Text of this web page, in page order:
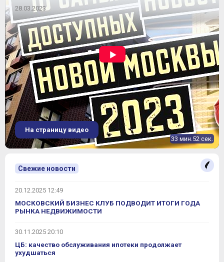
28.03.2023
33 мин.52 сек.
На страницу видео
Свежие новости
20.12.2025 12:49
МОСКОВСКИЙ БИЗНЕС КЛУБ ПОДВОДИТ ИТОГИ ГОДА
РЫНКА НЕДВИЖИМОСТИ
30.11.2025 20:10
ЦБ: качество обслуживания ипотеки продолжает
ухудшаться